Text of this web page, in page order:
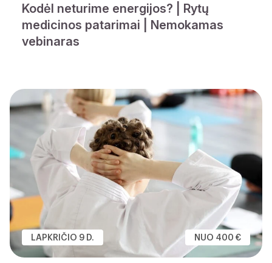
Kodėl neturime energijos? | Rytų
medicinos patarimai | Nemokamas
vebinaras
LAPKRIČIO 9 D. NUO 400 €